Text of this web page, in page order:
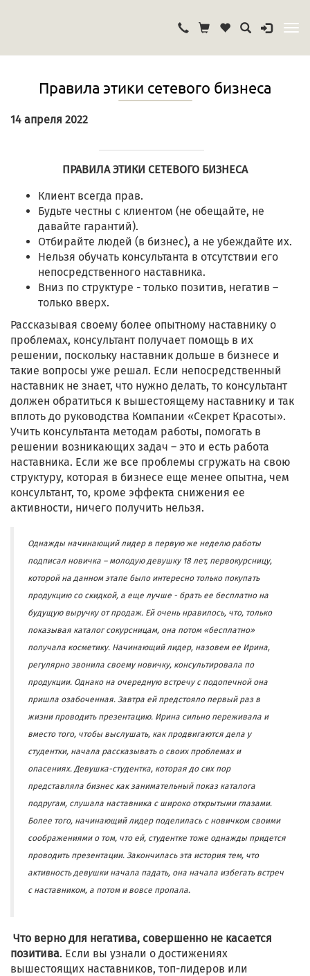
Правила этики сетевого бизнеса
14 апреля 2022
ПРАВИЛА ЭТИКИ СЕТЕВОГО БИЗНЕСА
Клиент всегда прав.
Будьте честны с клиентом (не обещайте, не
давайте гарантий).
Отбирайте людей (в бизнес), а не убеждайте их.
Нельзя обучать консультанта в отсутствии его
непосредственного наставника.
Вниз по структуре - только позитив, негатив –
только вверх.
Рассказывая своему более опытному наставнику о
проблемах, консультант получает помощь в их
решении, поскольку наставник дольше в бизнесе и
такие вопросы уже решал. Если непосредственный
наставник не знает, что нужно делать, то консультант
должен обратиться к вышестоящему наставнику и так
вплоть до руководства Компании «Секрет Красоты».
Учить консультанта методам работы, помогать в
решении возникающих задач – это и есть работа
наставника. Если же все проблемы сгружать на свою
структуру, которая в бизнесе еще менее опытна, чем
консультант, то, кроме эффекта снижения ее
активности, ничего получить нельзя.
Однажды начинающий лидер в первую же неделю работы
подписал новичка – молодую девушку 18 лет, первокурсницу,
которой на данном этапе было интересно только покупать
продукцию со скидкой, а еще лучше - брать ее бесплатно на
будущую выручку от продаж. Ей очень нравилось, что, только
показывая каталог сокурсницам, она потом «бесплатно»
получала косметику. Начинающий лидер, назовем ее Ирина,
регулярно звонила своему новичку, консультировала по
продукции. Однако на очередную встречу с подопечной она
пришла озабоченная. Завтра ей предстояло первый раз в
жизни проводить презентацию. Ирина сильно переживала и
вместо того, чтобы выслушать, как продвигаются дела у
студентки, начала рассказывать о своих проблемах и
опасениях. Девушка-студентка, которая до сих пор
представляла бизнес как занимательный показ каталога
подругам, слушала наставника с широко открытыми глазами.
Более того, начинающий лидер поделилась с новичком своими
соображениями о том, что ей, студентке тоже однажды придется
проводить презентации. Закончилась эта история тем, что
активность девушки начала падать, она начала избегать встреч
с наставником, а потом и вовсе пропала.
Что верно для негатива, совершенно не касается
позитива. Если вы узнали о достижениях
вышестоящих наставников, топ-лидеров или